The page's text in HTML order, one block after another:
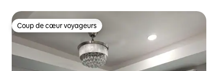
Coup de cœur voyageurs
Coup de cœur voyageurs